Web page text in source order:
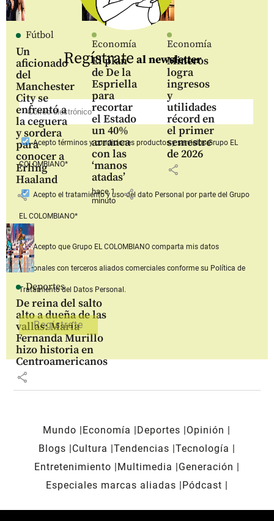
Fútbol
Un
aficionado
del
Manchester
City se
enfrentó a
la ceguera
y sordera
para
conocer a
Erling
Haaland
share
Economía
El plan
de De la
Espriella
para
recortar
el Estado
un 40%
arranca
con las
‘manos
atadas’
hace 1
minuto
share
Economía
Mineros
logra
ingresos
y
utilidades
récord en
el primer
semestre
de 2026
share
Deportes
De reina del salto
alto a dueña de las
vallas: María
Fernanda Murillo
hizo historia en
Centroamericanos
share
Regístrate al newsletter
Aceptotérminos y condiciones productos y serviciosGrupo EL
COLOMBIANO*
Acepto el tratamiento y uso del dato Personal por parte del Grupo
EL COLOMBIANO*
Acepto que Grupo EL COLOMBIANOcomparta mis datos
personales con terceros aliados comerciales conforme su Política de
Tratamiento del Datos Personal.
Mundo Economía Deportes
Opinión
Blogs
Cultura Tendencias Tecnología
Entretenimiento
Multimedia
Generación
Especiales marcas aliadas
Pódcast